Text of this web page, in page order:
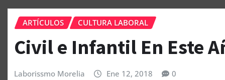
ARTÍCULOS CULTURA LABORAL
Civil e Infantil En Este
Laborissmo Morelia Ene 12, 2018 0